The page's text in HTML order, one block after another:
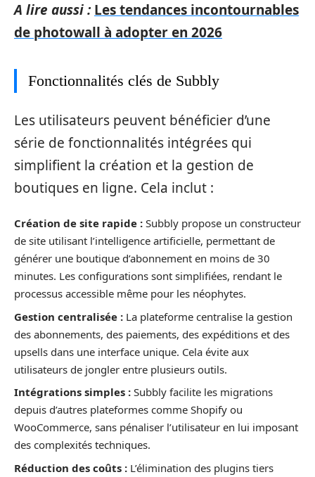
A lire aussi : Les tendances incontournables
de photowall à adopter en 2026
Fonctionnalités clés de Subbly
Les utilisateurs peuvent bénéficier d’une
série de fonctionnalités intégrées qui
simplifient la création et la gestion de
boutiques en ligne. Cela inclut :
Création de site rapide : Subbly propose un constructeur
de site utilisant l’intelligence artificielle, permettant de
générer une boutique d’abonnement en moins de 30
minutes. Les configurations sont simplifiées, rendant le
processus accessible même pour les néophytes.
Gestion centralisée : La plateforme centralise la gestion
des abonnements, des paiements, des expéditions et des
upsells dans une interface unique. Cela évite aux
utilisateurs de jongler entre plusieurs outils.
Intégrations simples : Subbly facilite les migrations
depuis d’autres plateformes comme Shopify ou
WooCommerce, sans pénaliser l’utilisateur en lui imposant
des complexités techniques.
Réduction des coûts : L’élimination des plugins tiers